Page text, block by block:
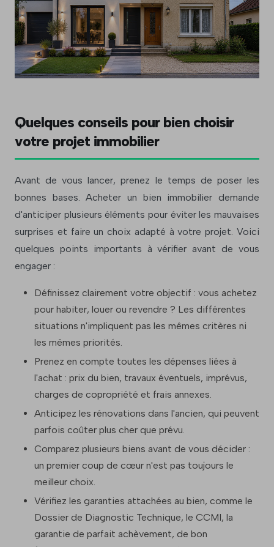
Quelques conseils pour bien choisir
votre projet immobilier
Avant de vous lancer, prenez le temps de poser les
bonnes bases. Acheter un bien immobilier demande
d'anticiper plusieurs éléments pour éviter les mauvaises
surprises et faire un choix adapté à votre projet. Voici
quelques points importants à vérifier avant de vous
engager :
Définissez clairement votre objectif : vous achetez
pour habiter, louer ou revendre ? Les différentes
situations n'impliquent pas les mêmes critères ni
les mêmes priorités.
Prenez en compte toutes les dépenses liées à
l'achat : prix du bien, travaux éventuels, imprévus,
charges de copropriété et frais annexes.
Anticipez les rénovations dans l'ancien, qui peuvent
parfois coûter plus cher que prévu.
Comparez plusieurs biens avant de vous décider :
un premier coup de cœur n'est pas toujours le
meilleur choix.
Vérifiez les garanties attachées au bien, comme le
Dossier de Diagnostic Technique, le CCMI, la
garantie de parfait achèvement, de bon